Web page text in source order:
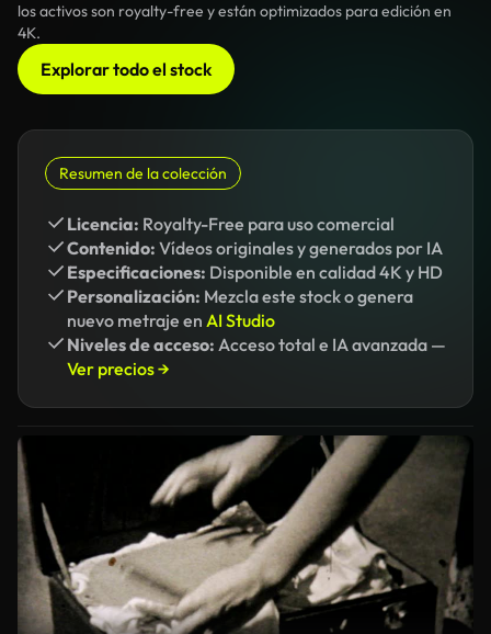
los activos son royalty-free y están optimizados para edición en
4K.
Explorar todo el stock
Resumen de la colección
Licencia: Royalty-Free para uso comercial
Contenido: Vídeos originales y generados por IA
Especificaciones: Disponible en calidad 4K y HD
Personalización: Mezcla este stock o genera
nuevo metraje en AI Studio
Niveles de acceso: Acceso total e IA avanzada —
Ver precios →